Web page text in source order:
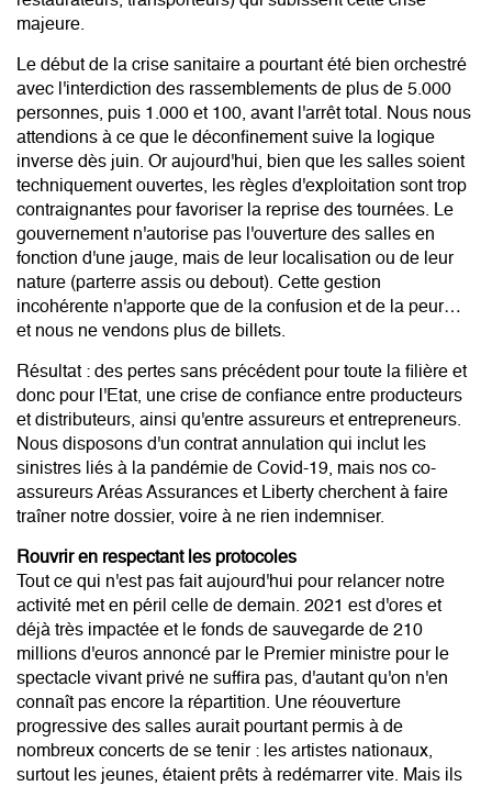
majeure.
Le début de la crise sanitaire a pourtant été bien orchestré
avec l'interdiction des rassemblements de plus de 5.000
personnes, puis 1.000 et 100, avant l'arrêt total. Nous nous
attendions à ce que le déconfinement suive la logique
inverse dès juin. Or aujourd'hui, bien que les salles soient
techniquement ouvertes, les règles d'exploitation sont trop
contraignantes pour favoriser la reprise des tournées. Le
gouvernement n'autorise pas l'ouverture des salles en
fonction d'une jauge, mais de leur localisation ou de leur
nature (parterre assis ou debout). Cette gestion
incohérente n'apporte que de la confusion et de la peur…
et nous ne vendons plus de billets.
Résultat : des pertes sans précédent pour toute la filière et
donc pour l'Etat, une crise de confiance entre producteurs
et distributeurs, ainsi qu'entre assureurs et entrepreneurs.
Nous disposons d'un contrat annulation qui inclut les
sinistres liés à la pandémie de Covid-19, mais nos co-
assureurs Aréas Assurances et Liberty cherchent à faire
traîner notre dossier, voire à ne rien indemniser.
Rouvrir en respectant les protocoles
Tout ce qui n'est pas fait aujourd'hui pour relancer notre
activité met en péril celle de demain. 2021 est d'ores et
déjà très impactée et le fonds de sauvegarde de 210
millions d'euros annoncé par le Premier ministre pour le
spectacle vivant privé ne suffira pas, d'autant qu'on n'en
connaît pas encore la répartition. Une réouverture
progressive des salles aurait pourtant permis à de
nombreux concerts de se tenir : les artistes nationaux,
surtout les jeunes, étaient prêts à redémarrer vite. Mais ils